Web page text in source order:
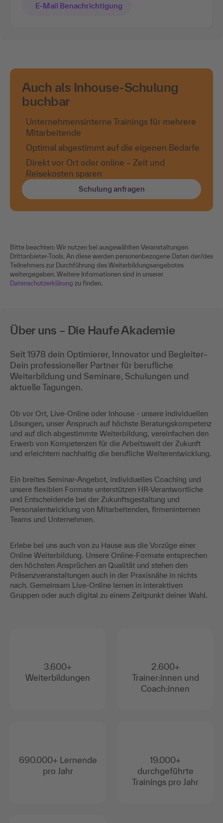
E-Mail Benachrichtigung
Auch als Inhouse-Schulung
buchbar
Unternehmensinterne Trainings für mehrere
Mitarbeitende
Optimal abgestimmt auf die eigenen Bedarfe
Direkt vor Ort oder online – Zeit und
Reisekosten sparen
Schulung anfragen
Bitte beachten: Wir nutzen bei ausgewählten Veranstaltungen
Drittanbieter-Tools. An diese werden personenbezogene Daten der/des
Teilnehmers zur Durchführung des Weiterbildungsangebotes
weitergegeben. Weitere Informationen sind in unserer
Datenschutzerklärung zu finden.
Über uns – Die Haufe Akademie
Seit 1978 dein Optimierer, Innovator und Begleiter–
Dein professioneller Partner für berufliche
Weiterbildung und Seminare, Schulungen und
aktuelle Tagungen.
Ob vor Ort, Live-Online oder Inhouse - unsere individuellen
Lösungen, unser Anspruch auf höchste Beratungskompetenz
und auf dich abgestimmte Weiterbildung, vereinfachen den
Erwerb von Kompetenzen für die Arbeitswelt der Zukunft
und erleichtern nachhaltig die berufliche Weiterentwicklung.
Ein breites Seminar-Angebot, individuelles Coaching und
unsere flexiblen Formate unterstützen HR-Verantwortliche
und Entscheidende bei der Zukunftsgestaltung und
Personalentwicklung von Mitarbeitenden, firmeninternen
Teams und Unternehmen.
Erlebe bei uns auch von zu Hause aus die Vorzüge einer
Online Weiterbildung. Unsere Online-Formate entsprechen
den höchsten Ansprüchen an Qualität und stehen den
Präsenzveranstaltungen auch in der Praxisnähe in nichts
nach. Gemeinsam Live-Online lernen in interaktiven
Gruppen oder auch digital zu einem Zeitpunkt deiner Wahl.
3.600+
Weiterbildungen
690.000+ Lernende
pro Jahr
2.600+
Trainer:innen und
Coach:innen
19.000+
durchgeführte
Trainings pro Jahr